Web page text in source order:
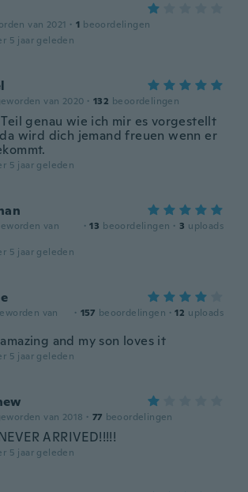
van 2021 · 1 beoordelingen
5 jaar geleden
van 2020 · 132 beoordelingen
genau wie ich mir es vorgestellt
wird dich jemand freuen wenn er
5 jaar geleden
van
· 13 beoordelingen · 3 uploads
5 jaar geleden
van
· 157 beoordelingen · 12 uploads
and my son loves it
5 jaar geleden
van 2018 · 77 beoordelingen
ARRIVED!!!!!
5 jaar geleden